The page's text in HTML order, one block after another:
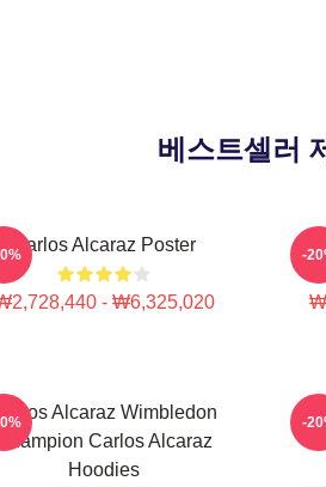
베스트셀러
Carlos Alcaraz Poster
- ₩6,325,020
-
Alcaraz Wimbledon
Champion Carlos Alcaraz
Hoodies
-